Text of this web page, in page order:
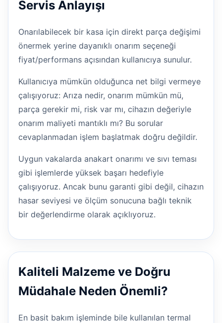
Servis Anlayışı
Onarılabilecek bir kasa için direkt parça değişimi
önermek yerine dayanıklı onarım seçeneği
fiyat/performans açısından kullanıcıya sunulur.
Kullanıcıya mümkün olduğunca net bilgi vermeye
çalışıyoruz: Arıza nedir, onarım mümkün mü,
parça gerekir mi, risk var mı, cihazın değeriyle
onarım maliyeti mantıklı mı? Bu sorular
cevaplanmadan işlem başlatmak doğru değildir.
Uygun vakalarda anakart onarımı ve sıvı teması
gibi işlemlerde yüksek başarı hedefiyle
çalışıyoruz. Ancak bunu garanti gibi değil, cihazın
hasar seviyesi ve ölçüm sonucuna bağlı teknik
bir değerlendirme olarak açıklıyoruz.
Kaliteli Malzeme ve Doğru
Müdahale Neden Önemli?
En basit bakım işleminde bile kullanılan termal